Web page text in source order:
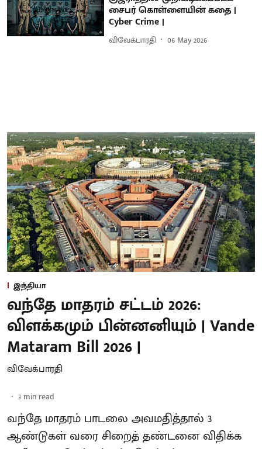
சைபர் கொள்ளையின் கதை |
Cyber Crime |
விவேக்பாரதி 06 May 2026
இந்தியா
வந்தே மாதரம் சட்டம் 2026:
விளக்கமும் பின்னனியும் | Vande
Mataram Bill 2026 |
விவேக்பாரதி
3 min read
வந்தே மாதரம் பாடலை அவமதித்தால் 3
ஆண்டுகள் வரை சிறைத் தண்டனை விதிக்க